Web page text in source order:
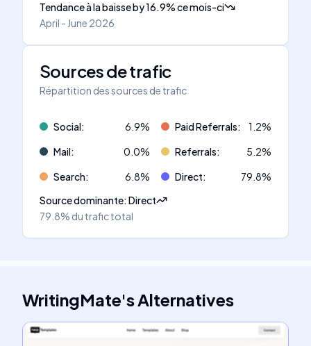
Tendance à la baisseby16.9%ce mois-ci
April - June 2026
Sources de trafic
Répartition des sources de trafic
Social: 6.9% Paid Referrals: 1.2%
Mail: 0.0% Referrals: 5.2%
Search: 6.8% Direct: 79.8%
Source dominante:Direct
79.8% du trafic total
WritingMate'sAlternatives